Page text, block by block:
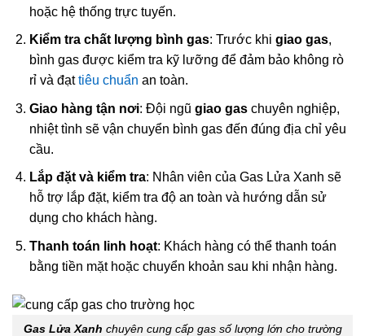
hoặc hệ thống trực tuyến.
Kiểm tra chất lượng bình gas: Trước khi giao gas,
bình gas được kiểm tra kỹ lưỡng để đảm bảo không rò
rỉ và đạttiêu chuẩn an toàn.
Giao hàng tận nơi: Đội ngũ giao gaschuyên nghiệp,
nhiệt tình sẽ vận chuyển bình gas đến đúng địa chỉ yêu
cầu.
Lắp đặt và kiểm tra: Nhân viên của Gas Lửa Xanh sẽ
hỗ trợ lắp đặt, kiểm tra độ an toàn và hướng dẫn sử
dụng cho khách hàng.
Thanh toán linh hoạt: Khách hàng có thể thanh toán
bằng tiền mặt hoặc chuyển khoản sau khi nhận hàng.
Gas Lửa Xanh chuyên cung cấp gas số lượng lớn cho trường